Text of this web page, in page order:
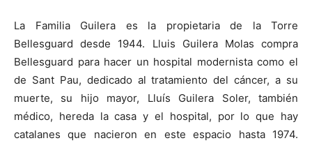
La Familia Guilera es la propietaria de la Torre
Bellesguard desde 1944. Lluis Guilera Molas compra
Bellesguard para hacer un hospital modernista como el
de Sant Pau, dedicado al tratamiento del cáncer, a su
muerte, su hijo mayor, Lluís Guilera Soler, también
médico, hereda la casa y el hospital, por lo que hay
catalanes que nacieron en este espacio hasta 1974.